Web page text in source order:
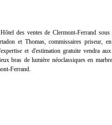
des ventes de Clermont-Ferrand sous
et Thomas, commissaires priseur,
et d'estimation gratuite vendra
bras de lumière néoclassiques en
Ferrand.